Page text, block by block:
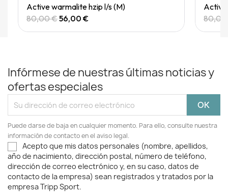
Quick View
Active warmalite hzip l/s (M)
80,00 €56,00 €
Active
Infórmese de nuestras últimas noticias y
ofertas especiales
Puede darse de baja en cualquier momento. Para ello, consulte nuestra
información de contacto en el aviso legal.
Acepto que mis datos personales (nombre, apellidos,
año de nacimiento, dirección postal, número de teléfono,
dirección de correo electrónico y, en su caso, datos de
contacto de la empresa) sean registrados y tratados por la
empresa Tripp Sport.